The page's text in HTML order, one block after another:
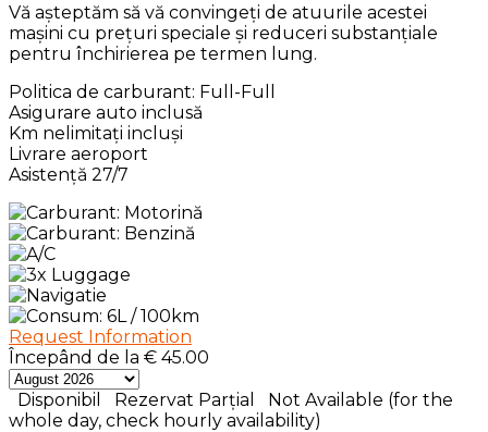
Vă așteptăm să vă convingeți de atuurile acestei
mașini cu prețuri speciale și reduceri substanțiale
pentru închirierea pe termen lung.
Politica de carburant: Full-Full
Asigurare auto inclusă
Km nelimitați incluși
Livrare aeroport
Asistență 27/7
Request Information
Începând de la € 45.00
Disponibil Rezervat Parțial
Not Available (for the
whole day, check hourly availability)